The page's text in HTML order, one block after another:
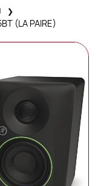
(LA PAIRE)